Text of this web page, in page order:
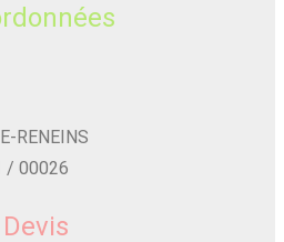
RENEINS
/ 00026
Devis